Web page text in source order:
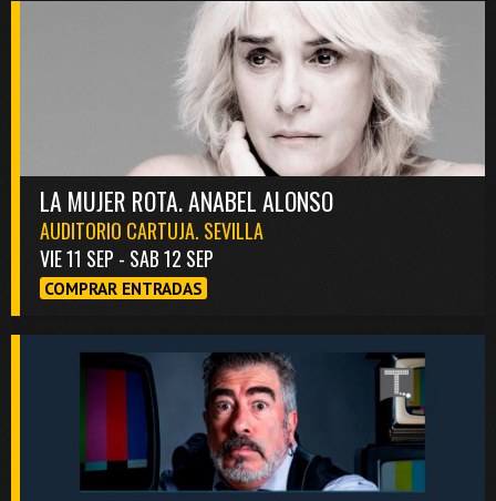
LA MUJER ROTA. ANABEL ALONSO
AUDITORIO CARTUJA. SEVILLA
VIE 11 SEP - SAB 12 SEP
COMPRAR ENTRADAS